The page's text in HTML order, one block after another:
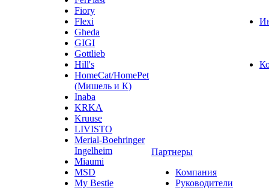
Fiory
Flexi
Gheda
GIGI
Gottlieb
Hill's
HomeCat/HomePet
(Мишель и К)
Inaba
KRKA
Kruuse
LIVISTO
Merial-Boehringer
Ingelheim
Miaumi
MSD
My Bestie
Партнеры
Компания
Руководители